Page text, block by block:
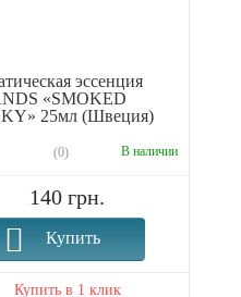
эссенция
«SMOKED
25мл (Швеция)
(0) В наличии
140 грн.
Купить